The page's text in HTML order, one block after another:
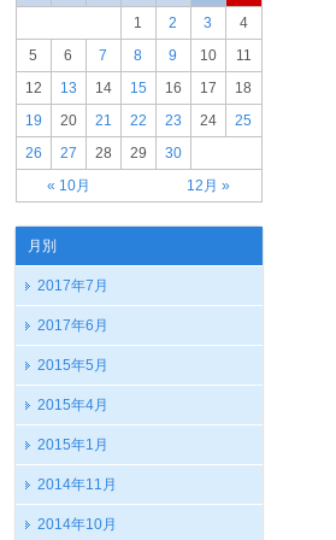
« 10月 12月 »
1 2 3
4
5
6 7 8 9 10
11
12
13 14 15 16 17
18
19
20 21 22 23 24
25
26
27 28 29 30
月別
2017年7月
2017年6月
2015年5月
2015年4月
2015年1月
2014年11月
2014年10月